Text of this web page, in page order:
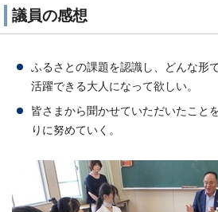
議員の感想
ふるさとの課題を認識し、どんな形
活躍できる大人になって欲しい。
皆さまから聞かせていただいたこと
りに努めていく。